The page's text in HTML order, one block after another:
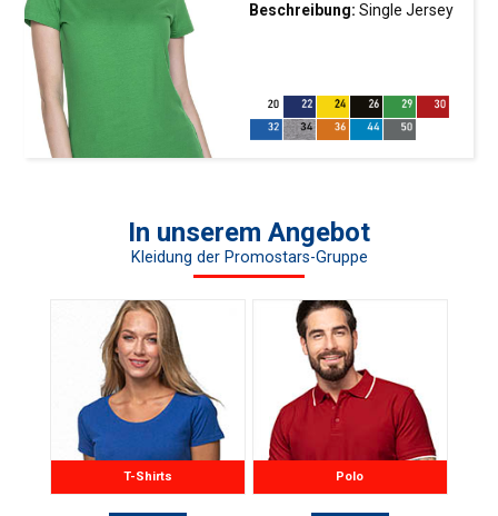
Baumwolle
Beschreibung: Single Jersey
Seitenpartien;Doppelnähte;
Abreißetikett
In unserem Angebot
Kleidung der Promostars-Gruppe
T-Shirts Polo